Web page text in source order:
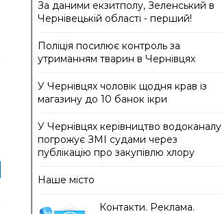
За даними екзитполу, Зеленський в
Чернівецькій області - перший!
Поліція посилює контроль за
утриманням тварин в Чернівцях
У Чернівцях чоловік щодня крав із
магазину до 10 банок ікри
У Чернівцях керівництво водоканалу
погрожує ЗМІ судами через
публікацію про закупівлю хлору
Наше місто
Контакти. Реклама.